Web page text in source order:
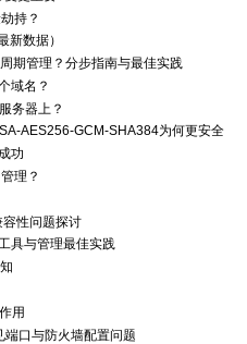
持？
数据）
期管理？分步指南与最佳实践
域名？
务器上？
AES256-GCM-SHA384为何更安全
功
理？
性问题探讨
具与管理最佳实践
用
口与防火墙配置问题